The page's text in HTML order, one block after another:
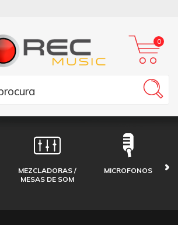
0
MEZCLADORAS /
MESAS DE SOM
MICROFONOS